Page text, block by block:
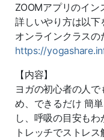
ZOOMアプリのイン
詳しいやり方は以下
オンラインクラス
https://
【内容】
ヨガの初心者の人
め、できるだけ 簡
し、呼吸の目安も
トレッチでストレ